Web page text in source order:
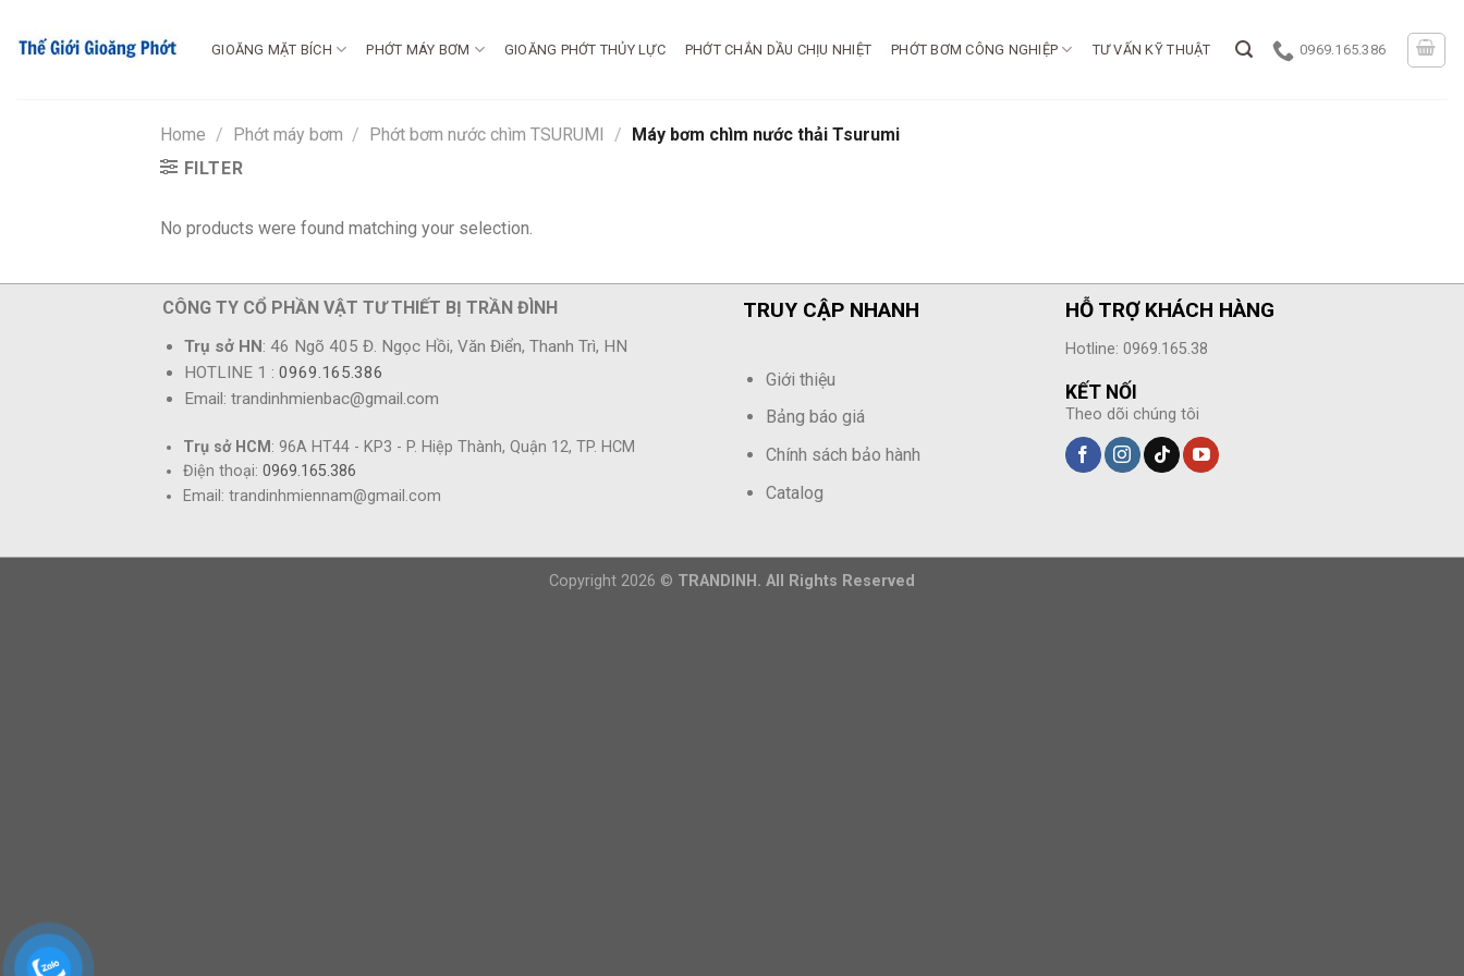
đến
GIOĂNG MẶT BÍCH PHỚT MÁY BƠM GIOĂNG PHỚT THỦY LỰC PHỚT CHẮN DẦU CHỊU NHIỆT PHỚT BƠM CÔNG NGHIỆP TƯ VẤN KỸ THUẬT 0969.165.386
Home / Phớt máy bơm / Phớt bơm nước chìm TSURUMI / Máy bơm chìm nước thải Tsurumi
FILTER
No products were found matching your selection.
CÔNG TY CỔ PHẦN VẬT TƯ THIẾT BỊ TRẦN ĐÌNH
Trụ sở HN: 46 Ngõ 405 Đ. Ngọc Hồi, Văn Điển, Thanh Trì, HN
HOTLINE 1 :0969.165.386
Email: trandinhmienbac@gmail.com
Trụ sở HCM : 96A HT44 - KP3 - P. Hiệp Thành, Quận 12, TP. HCM
Điện thoại:0969.165.386
Email: trandinhmiennam@gmail.com
TRUY CẬP NHANH
Giới thiệu
Bảng báo giá
Chính sách bảo hành
Catalog
HỖ TRỢ KHÁCH HÀNG
Hotline: 0969.165.38
KẾT NỐI
Theo dõi chúng tôi
Copyright 2026 © TRANDINH. All Rights Reserved